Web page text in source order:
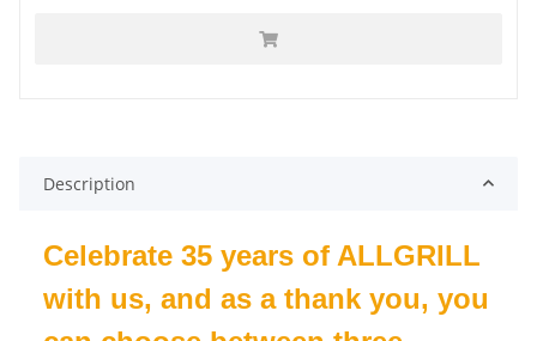
Description
Celebrate 35 years of ALLGRILL
with us, and as a thank you, you